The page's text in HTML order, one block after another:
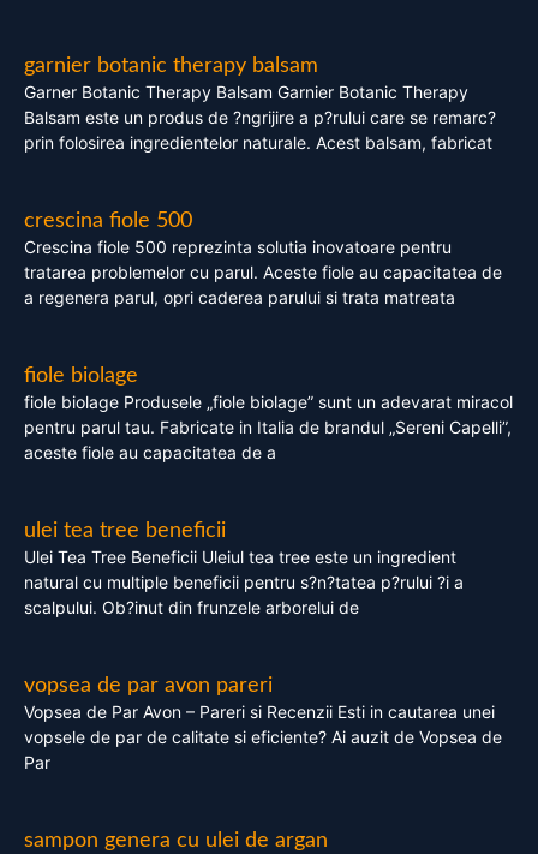
garnier botanic therapy balsam
Garner Botanic Therapy Balsam Garnier Botanic Therapy
Balsam este un produs de ?ngrijire a p?rului care se remarc?
prin folosirea ingredientelor naturale. Acest balsam, fabricat
crescina fiole 500
Crescina fiole 500 reprezinta solutia inovatoare pentru
tratarea problemelor cu parul. Aceste fiole au capacitatea de
a regenera parul, opri caderea parului si trata matreata
fiole biolage
fiole biolage Produsele „fiole biolage” sunt un adevarat miracol
pentru parul tau. Fabricate in Italia de brandul „Sereni Capelli”,
aceste fiole au capacitatea de a
ulei tea tree beneficii
Ulei Tea Tree Beneficii Uleiul tea tree este un ingredient
natural cu multiple beneficii pentru s?n?tatea p?rului ?i a
scalpului. Ob?inut din frunzele arborelui de
vopsea de par avon pareri
Vopsea de Par Avon – Pareri si Recenzii Esti in cautarea unei
vopsele de par de calitate si eficiente? Ai auzit de Vopsea de
Par
sampon genera cu ulei de argan